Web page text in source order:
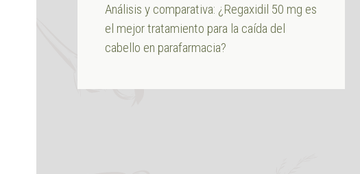
Análisis y comparativa: ¿Regaxidil 50 mg es
el mejor tratamiento para la caída del
cabello en parafarmacia?